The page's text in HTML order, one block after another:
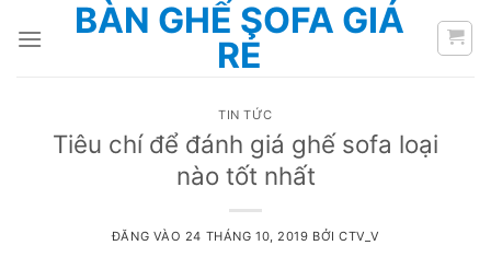
qua
BÀN GHẾ SOFA GIÁ
RẺ
TIN TỨC
Tiêu chí để đánh giá ghế sofa loại
nào tốt nhất
ĐĂNG VÀO 24 THÁNG 10, 2019 BỞICTV_V